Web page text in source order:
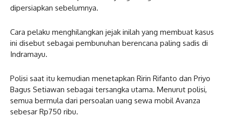
dipersiapkan sebelumnya.
Cara pelaku menghilangkan jejak inilah yang membuat kasus
ini disebut sebagai pembunuhan berencana paling sadis di
Indramayu.
Polisi saat itu kemudian menetapkan Ririn Rifanto dan Priyo
Bagus Setiawan sebagai tersangka utama. Menurut polisi,
semua bermula dari persoalan uang sewa mobil Avanza
sebesar Rp750 ribu.